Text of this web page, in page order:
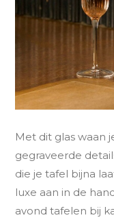
Met dit glas waan
gegraveerde
die je tafel bijna
luxe aan in de
avond tafelen bij